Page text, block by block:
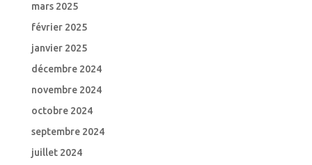
mars 2025
février 2025
janvier 2025
décembre 2024
novembre 2024
octobre 2024
septembre 2024
juillet 2024